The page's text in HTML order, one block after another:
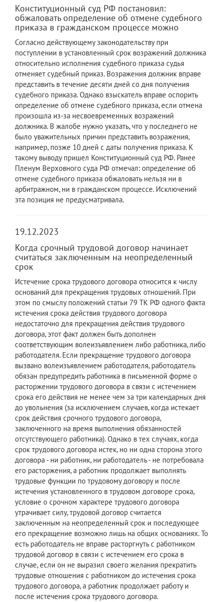
Конституционный суд РФ постановил:
обжаловать определение об отмене судебного
приказа в гражданском процессе можно
Согласно действующему законодательству при
поступлении в установленный срок возражений должника
относительно исполнения судебного приказа судья
отменяет судебный приказ. Возражения должник вправе
представить в течение десяти дней со дня получения
судебного приказа. Однако взыскатель вправе оспорить
определение об отмене судебного приказа, если отмена
произошла из-за несвоевременных возражений
должника. В жалобе нужно указать, что у последнего не
было уважительных причин представить возражения,
например, позже 10 дней с даты получения приказа. К
такому выводу пришел Конституционный суд РФ. Ранее
Пленум Верховного суда РФ отмечал: определение об
отмене судебного приказа обжаловать нельзя ни в
арбитражном, ни в гражданском процессе. Исключений
эта позиция не предусматривала.
19.12.2023
Когда срочный трудовой договор начинает
считаться заключенным на неопределенный
срок
Истечение срока трудового договора относится к числу
оснований для прекращения трудовых отношений. При
этом по смыслу положений статьи 79 ТК РФ одного факта
истечения срока действия трудового договора
недостаточно для прекращения действия трудового
договора, этот факт должен быть дополнен
соответствующим волеизъявлением либо работника, либо
работодателя. Если прекращение трудового договора
вызвано волеизъявлением работодателя, работодатель
обязан предупредить работника в письменной форме о
расторжении трудового договора в связи с истечением
срока его действия не менее чем за три календарных дня
до увольнения (за исключением случаев, когда истекает
срок действия срочного трудового договора,
заключенного на время выполнения обязанностей
отсутствующего работника). Однако в тех случаях, когда
срок трудового договора истек, но ни одна сторона этого
договора - ни работник, ни работодатель - не потребовала
его расторжения, а работник продолжает выполнять
трудовые функции по трудовому договору и после
истечения установленного в трудовом договоре срока,
условие о срочном характере трудового договора
утрачивает силу, трудовой договор считается
заключенным на неопределенный срок и последующее
его прекращение возможно лишь на общих основаниях. То
есть работодатель не вправе расторгнуть с работником
трудовой договор в связи с истечением его срока в
случае, если он не выразил своего желания прекратить
трудовые отношения с работником до истечения срока
трудового договора, а работник продолжает работу и
после истечения срока трудового договора.